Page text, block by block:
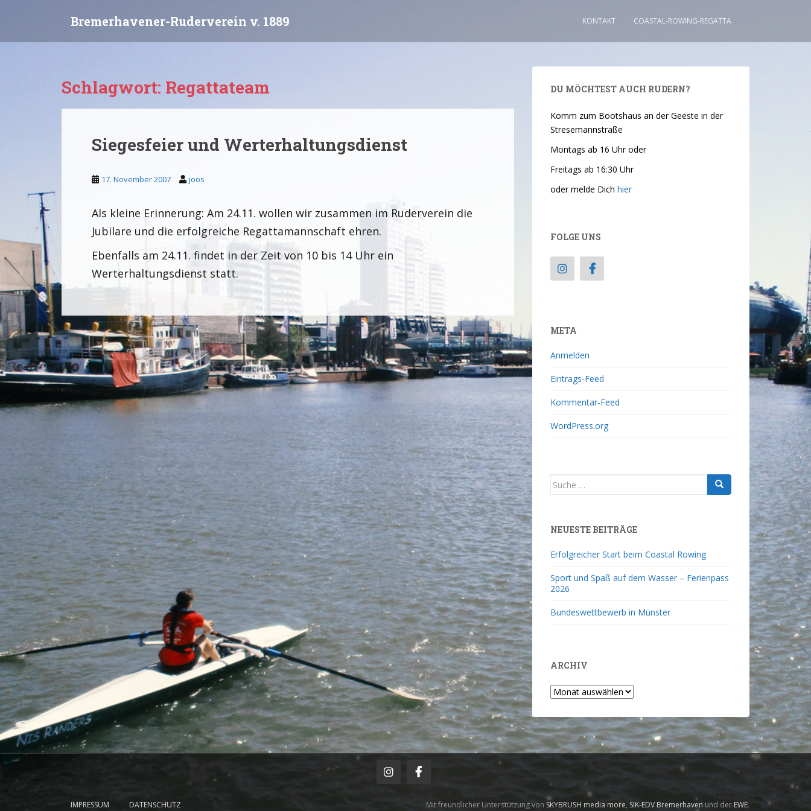
Bremerhavener-Ruderverein v. 1889 KONTAKT COASTAL-ROWING-REGATTA
Schlagwort: Regattateam
Siegesfeier und Werterhaltungsdienst
17. November 2007 joos
Als kleine Erinnerung: Am 24.11. wollen wir zusammen im Ruderverein die
Jubilare und die erfolgreiche Regattamannschaft ehren.
Ebenfalls am 24.11. findet in der Zeit von 10 bis 14 Uhr ein
Werterhaltungsdienst statt.
DU MÖCHTEST AUCH RUDERN?
Komm zum Bootshaus an der Geeste in der
Stresemannstraße
Montags ab 16 Uhr oder
Freitags ab 16:30 Uhr
oder melde Dich hier
FOLGE UNS
META
Anmelden
Eintrags-Feed
Kommentar-Feed
WordPress.org
NEUESTE BEITRÄGE
Erfolgreicher Start beim Coastal Rowing
Sport und Spaß auf dem Wasser – Ferienpass
2026
Bundeswettbewerb in Münster
ARCHIV
IMPRESSUM DATENSCHUTZ Mit freundlicher Unterstützung von SKYBRUSH media more, SIK-EDV Bremerhaven und derEWE.